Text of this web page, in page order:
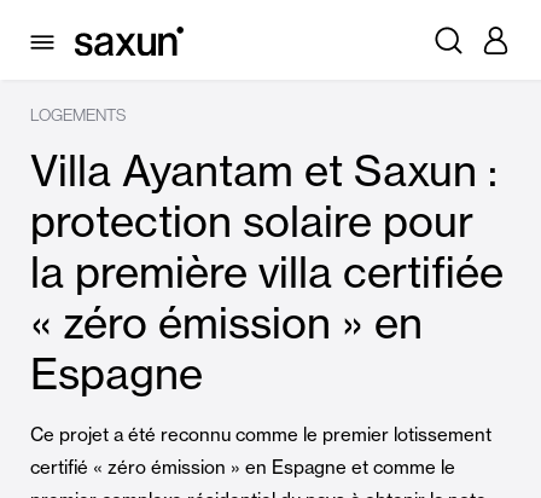
LOGEMENTS
Villa Ayantam et Saxun :
protection solaire pour
la première villa certifiée
« zéro émission » en
Espagne
Ce projet a été reconnu comme le premier lotissement
certifié « zéro émission » en Espagne et comme le